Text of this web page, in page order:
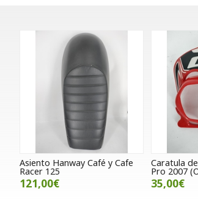
Asiento Hanway Café y Cafe
Racer 125
121,00€
Caratula
Pro 2007
35,00€